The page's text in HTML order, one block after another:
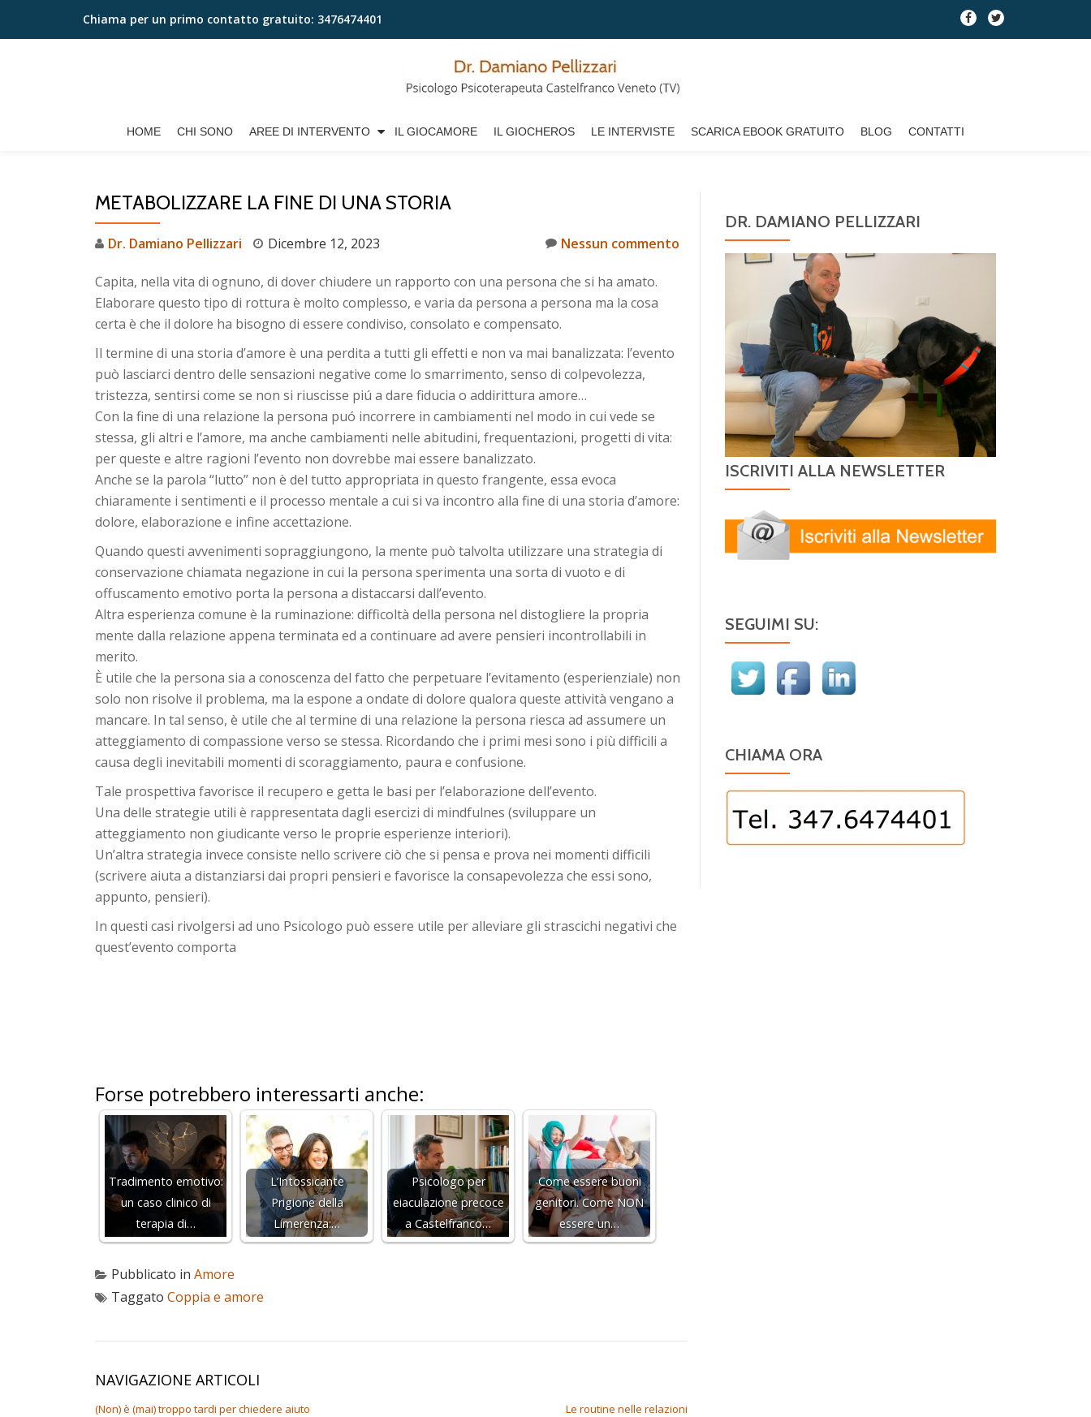
Passa
Chiama per un primo contatto gratuito: 3476474401
fa-
facebook
fa-
twitter
HOME CHI SONO AREE DI INTERVENTO IL GIOCAMORE IL GIOCHEROS LE INTERVISTE SCARICA EBOOK GRATUITO BLOG CONTATTI
METABOLIZZARE LA FINE DI UNA STORIA
Dr. Damiano Pellizzari Dicembre 12, 2023 Nessun commento
Capita, nella vita di ognuno, di dover chiudere un rapporto con una persona che si ha amato.
Elaborare questo tipo di rottura è molto complesso, e varia da persona a persona ma la cosa
certa è che il dolore ha bisogno di essere condiviso, consolato e compensato.
Il termine di una storia d’amore è una perdita a tutti gli effetti e non va mai banalizzata: l’evento
può lasciarci dentro delle sensazioni negative come lo smarrimento, senso di colpevolezza,
tristezza, sentirsi come se non si riuscisse piú a dare fiducia o addirittura amore…
Con la fine di una relazione la persona puó incorrere in cambiamenti nel modo in cui vede se
stessa, gli altri e l’amore, ma anche cambiamenti nelle abitudini, frequentazioni, progetti di vita:
per queste e altre ragioni l’evento non dovrebbe mai essere banalizzato.
Anche se la parola “lutto” non è del tutto appropriata in questo frangente, essa evoca
chiaramente i sentimenti e il processo mentale a cui si va incontro alla fine di una storia d’amore:
dolore, elaborazione e infine accettazione.
Quando questi avvenimenti sopraggiungono, la mente può talvolta utilizzare una strategia di
conservazione chiamata negazione in cui la persona sperimenta una sorta di vuoto e di
offuscamento emotivo porta la persona a distaccarsi dall’evento.
Altra esperienza comune è la ruminazione: difficoltà della persona nel distogliere la propria
mente dalla relazione appena terminata ed a continuare ad avere pensieri incontrollabili in
merito.
È utile che la persona sia a conoscenza del fatto che perpetuare l’evitamento (esperienziale) non
solo non risolve il problema, ma la espone a ondate di dolore qualora queste attività vengano a
mancare. In tal senso, è utile che al termine di una relazione la persona riesca ad assumere un
atteggiamento di compassione verso se stessa. Ricordando che i primi mesi sono i più difficili a
causa degli inevitabili momenti di scoraggiamento, paura e confusione.
Tale prospettiva favorisce il recupero e getta le basi per l’elaborazione dell’evento.
Una delle strategie utili è rappresentata dagli esercizi di mindfulnes (sviluppare un
atteggiamento non giudicante verso le proprie esperienze interiori).
Un’altra strategia invece consiste nello scrivere ciò che si pensa e prova nei momenti difficili
(scrivere aiuta a distanziarsi dai propri pensieri e favorisce la consapevolezza che essi sono,
appunto, pensieri).
In questi casi rivolgersi ad uno Psicologo può essere utile per alleviare gli strascichi negativi che
quest’evento comporta
Forse potrebbero interessarti anche:
Tradimento emotivo:
un caso clinico di
terapia di…
L’Intossicante
Prigione della
Limerenza:…
Psicologo per
eiaculazione precoce
a Castelfranco…
Come essere buoni
genitori. Come NON
essere un…
Pubblicato in Amore
Taggato Coppia e amore
NAVIGAZIONE ARTICOLI
(Non) è (mai) troppo tardi per chiedere aiuto Le routine nelle relazioni
DR. DAMIANO PELLIZZARI
ISCRIVITI ALLA NEWSLETTER
SEGUIMI SU:
CHIAMA ORA